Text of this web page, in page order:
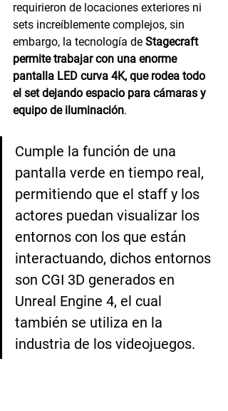
requirieron de locaciones exteriores ni
sets increíblemente complejos, sin
embargo, la tecnología de Stagecraft
permite trabajar con una enorme
pantalla LED curva 4K, que rodea todo
el set dejando espacio para cámaras y
equipo de iluminación.
Cumple la función de una
pantalla verde en tiempo real,
permitiendo que el staff y los
actores puedan visualizar los
entornos con los que están
interactuando, dichos entornos
son CGI 3D generados en
Unreal Engine 4, el cual
también se utiliza en la
industria de los videojuegos.